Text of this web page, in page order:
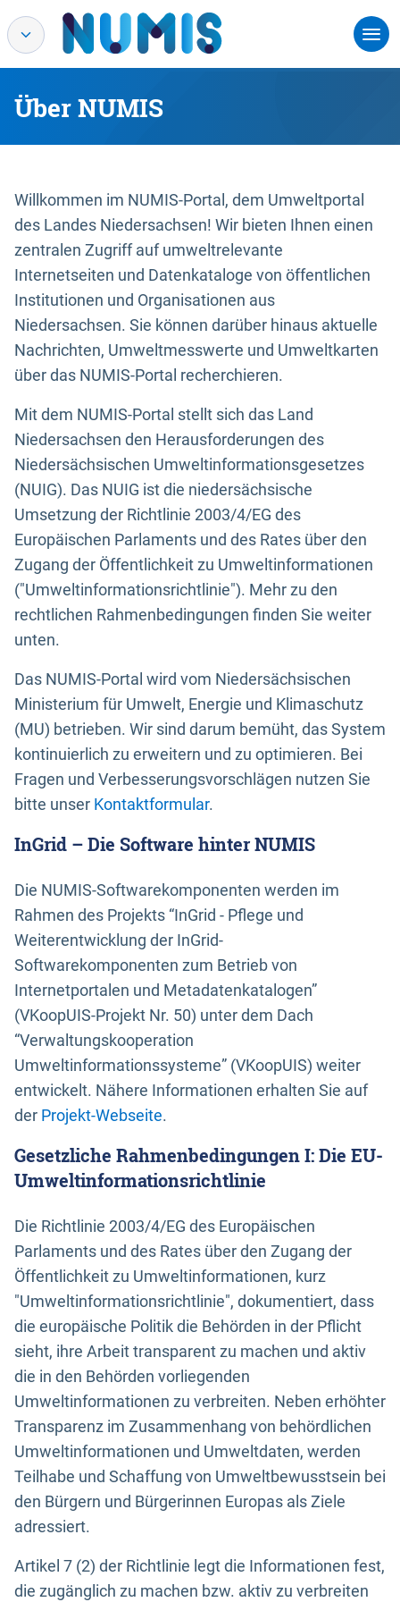
Über NUMIS
Willkommen im NUMIS-Portal, dem Umweltportal
des Landes Niedersachsen! Wir bieten Ihnen einen
zentralen Zugriff auf umweltrelevante
Internetseiten und Datenkataloge von öffentlichen
Institutionen und Organisationen aus
Niedersachsen. Sie können darüber hinaus aktuelle
Nachrichten, Umweltmesswerte und Umweltkarten
über das NUMIS-Portal recherchieren.
Mit dem NUMIS-Portal stellt sich das Land
Niedersachsen den Herausforderungen des
Niedersächsischen Umweltinformationsgesetzes
(NUIG). Das NUIG ist die niedersächsische
Umsetzung der Richtlinie 2003/4/EG des
Europäischen Parlaments und des Rates über den
Zugang der Öffentlichkeit zu Umweltinformationen
("Umweltinformationsrichtlinie"). Mehr zu den
rechtlichen Rahmenbedingungen finden Sie weiter
unten.
Das NUMIS-Portal wird vom Niedersächsischen
Ministerium für Umwelt, Energie und Klimaschutz
(MU) betrieben. Wir sind darum bemüht, das System
kontinuierlich zu erweitern und zu optimieren. Bei
Fragen und Verbesserungsvorschlägen nutzen Sie
bitte unser Kontaktformular.
InGrid – Die Software hinter NUMIS
Die NUMIS-Softwarekomponenten werden im
Rahmen des Projekts “InGrid - Pflege und
Weiterentwicklung der InGrid-
Softwarekomponenten zum Betrieb von
Internetportalen und Metadatenkatalogen”
(VKoopUIS-Projekt Nr. 50) unter dem Dach
“Verwaltungskooperation
Umweltinformationssysteme” (VKoopUIS) weiter
entwickelt. Nähere Informationen erhalten Sie auf
der Projekt-Webseite.
Gesetzliche Rahmenbedingungen I: Die EU-
Umweltinformationsrichtlinie
Die Richtlinie 2003/4/EG des Europäischen
Parlaments und des Rates über den Zugang der
Öffentlichkeit zu Umweltinformationen, kurz
"Umweltinformationsrichtlinie", dokumentiert, dass
die europäische Politik die Behörden in der Pflicht
sieht, ihre Arbeit transparent zu machen und aktiv
die in den Behörden vorliegenden
Umweltinformationen zu verbreiten. Neben erhöhter
Transparenz im Zusammenhang von behördlichen
Umweltinformationen und Umweltdaten, werden
Teilhabe und Schaffung von Umweltbewusstsein bei
den Bürgern und Bürgerinnen Europas als Ziele
adressiert.
Artikel 7 (2) der Richtlinie legt die Informationen fest,
die zugänglich zu machen bzw. aktiv zu verbreiten